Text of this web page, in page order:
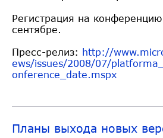
Регистрация на конференцию
сентябре.
Пресс-релиз: http://
ews/issues/2008/07/
onference_date.mspx
Планы выхода новых